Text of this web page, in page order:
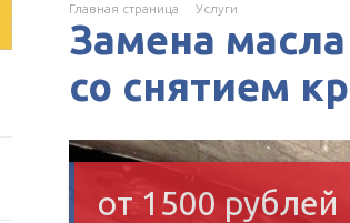
Главная страница Услуги
Замена
со снятием
от 1500 рублей